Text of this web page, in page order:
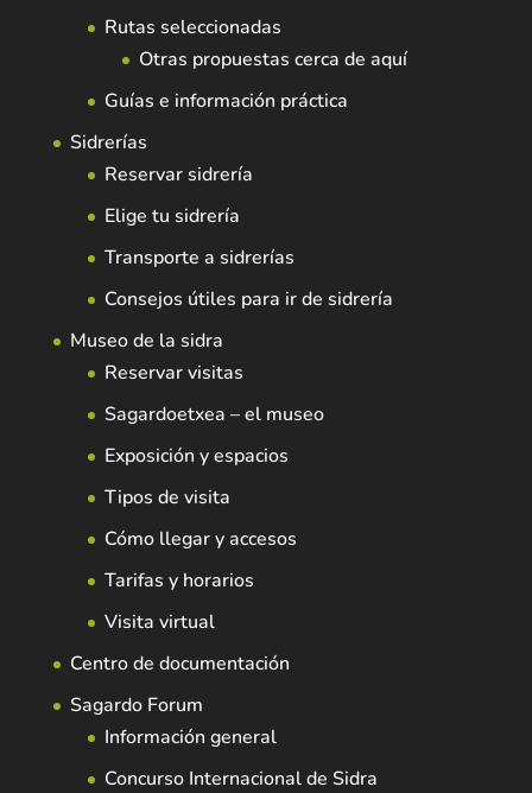
Rutas seleccionadas
Otras propuestas cerca de aquí
Guías e información práctica
Sidrerías
Reservar sidrería
Elige tu sidrería
Transporte a sidrerías
Consejos útiles para ir de sidrería
Museo de la sidra
Reservar visitas
Sagardoetxea – el museo
Exposición y espacios
Tipos de visita
Cómo llegar y accesos
Tarifas y horarios
Visita virtual
Centro de documentación
Sagardo Forum
Información general
Concurso Internacional de Sidra